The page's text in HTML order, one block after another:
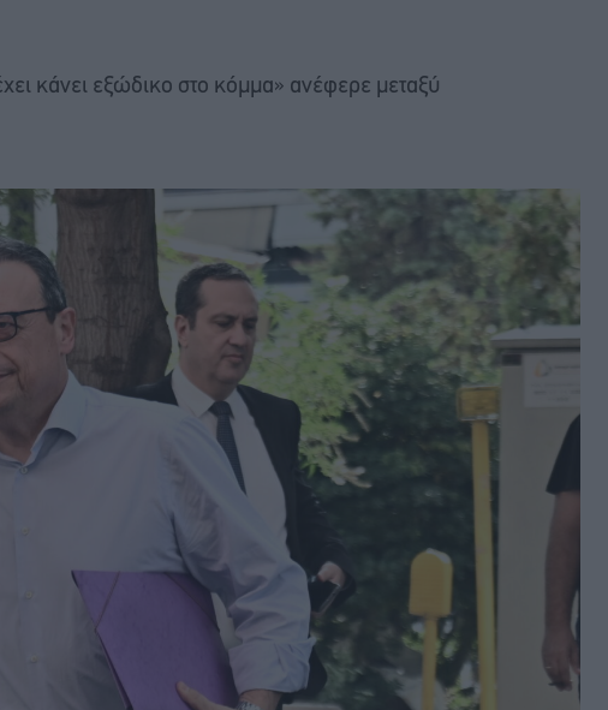
κάνει εξώδικο στο κόμμα» ανέφερε μεταξύ